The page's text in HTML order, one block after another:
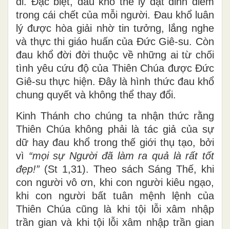
trong cái chết của mỗi người. Đau khổ luân
lý được hòa giải nhờ tin tưởng, lắng nghe
và thực thi giáo huấn của Đức Giê-su. Còn
đau khổ đời đời thuộc về những ai từ chối
tình yêu cứu độ của Thiên Chúa được Đức
Giê-su thực hiện. Đây là hình thức đau khổ
chung quyết và không thể thay đổi.
Kinh Thánh cho chúng ta nhận thức rằng
Thiên Chúa không phải là tác giả của sự
dữ hay đau khổ trong thế giới thụ tạo, bởi
vì “mọi sự Người đã làm ra quả là rất tốt
đẹp!” (St 1,31). Theo sách Sáng Thế, khi
con người vô ơn, khi con người kiêu ngạo,
khi con người bất tuân mệnh lệnh của
Thiên Chúa cũng là khi tội lỗi xâm nhập
trần gian và khi tội lỗi xâm nhập trần gian